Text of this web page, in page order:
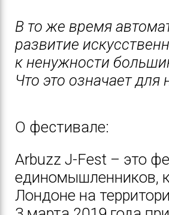
В то же время
развитие
к ненужности
Что это означает для
О фестивале:
Arbuzz J-Fest – это
единомышленников,
Лондоне на